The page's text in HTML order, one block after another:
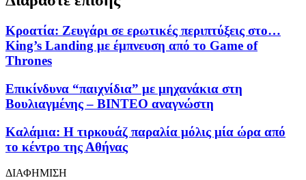
Κροατία: Ζευγάρι σε ερωτικές περιπτύξεις στο…
King’s Landing με έμπνευση από το Game of
Thrones
Επικίνδυνα “παιχνίδια” με μηχανάκια στη
Βουλιαγμένης – ΒΙΝΤΕΟ αναγνώστη
Καλάμια: Η τιρκουάζ παραλία μόλις μία ώρα από
το κέντρο της Αθήνας
ΔΙΑΦΗΜΙΣΗ